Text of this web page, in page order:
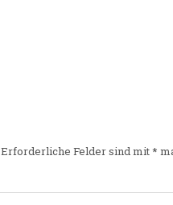
Erforderliche Felder sind mit*